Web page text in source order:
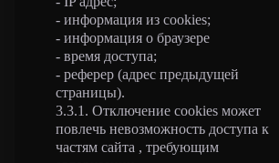
- информация из cookies;
- информация о браузере
- время доступа;
- реферер (адрес предыдущей
страницы).
3.3.1. Отключение cookies может
повлечь невозможность доступа к
частям сайта , требующим